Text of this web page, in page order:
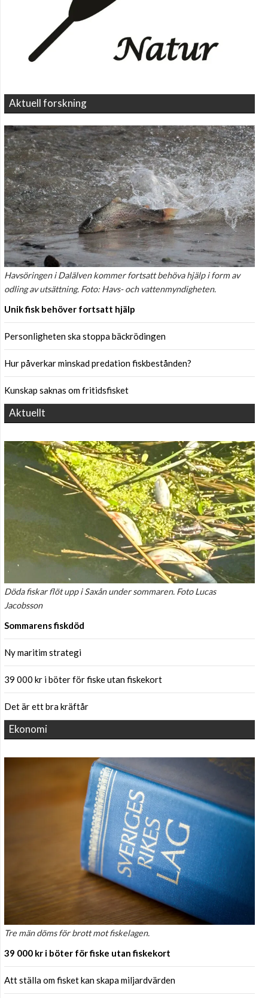
Aktuell forskning
Havsöringen i Dalälven kommer fortsatt behöva hjälp i form av
odling av utsättning. Foto: Havs- och vattenmyndigheten.
Unik fisk behöver fortsatt hjälp
Personligheten ska stoppa bäckrödingen
Hur påverkar minskad predation fiskbestånden?
Kunskap saknas om fritidsfisket
Aktuellt
Döda fiskar flöt upp i Saxån under sommaren. Foto Lucas
Jacobsson
Sommarens fiskdöd
Ny maritim strategi
39 000 kr i böter för fiske utan fiskekort
Det är ett bra kräftår
Ekonomi
Tre män döms för brott mot fiskelagen.
39 000 kr i böter för fiske utan fiskekort
Att ställa om fisket kan skapa miljardvärden